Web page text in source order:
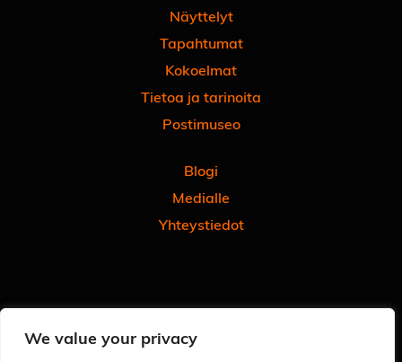
We value your privacy
Näyttelyt
Tapahtumat
Kokoelmat
Tietoa ja tarinoita
Postimuseo
Blogi
Medialle
Yhteystiedot
Tilaa uutiskirjeemme